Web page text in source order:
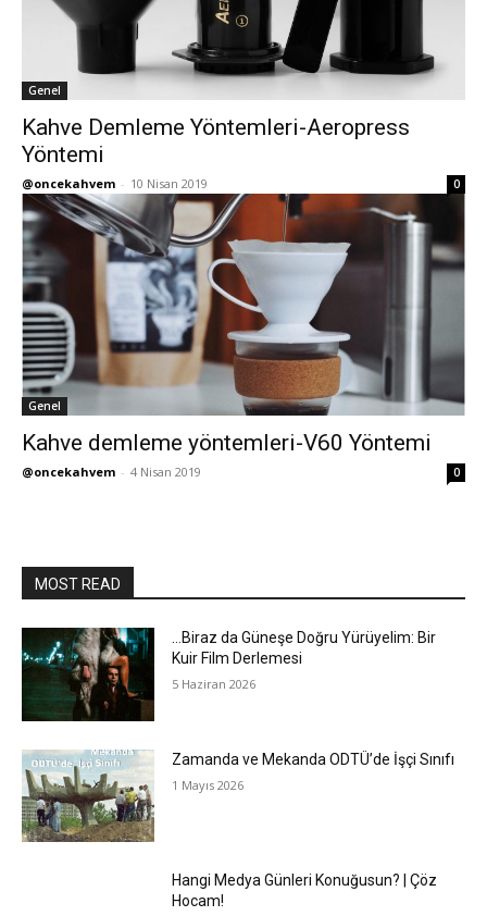
Genel
Kahve Demleme Yöntemleri-Aeropress
Yöntemi
@oncekahvem - 10 Nisan 2019 0
Genel
Kahve demleme yöntemleri-V60 Yöntemi
@oncekahvem - 4 Nisan 2019 0
MOST READ
…Biraz da Güneşe Doğru Yürüyelim: Bir
Kuir Film Derlemesi
5 Haziran 2026
Zamanda ve Mekanda ODTÜ’de İşçi Sınıfı
1 Mayıs 2026
Hangi Medya Günleri Konuğusun? | Çöz
Hocam!